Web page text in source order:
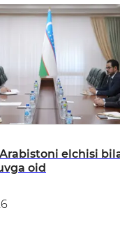
elchisi
oid